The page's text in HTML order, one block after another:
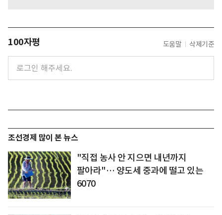
100자평 도움말 삭제기준
조선경제 많이 본 뉴스
"직접 농사 안 지으면 내년까지
팔아라"… 양도세 중과에 떨고 있는
6070